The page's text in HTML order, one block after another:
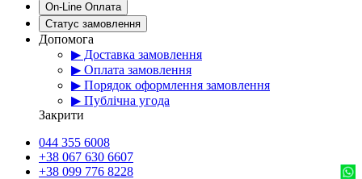
On-Line Оплата
Статус замовлення
Допомога
▶ Доставка замовлення
▶ Оплата замовлення
▶ Порядок оформлення замовлення
▶ Публічна угода
Закрити
044 355 6008
+38 067 630 6607
+38 099 776 8228